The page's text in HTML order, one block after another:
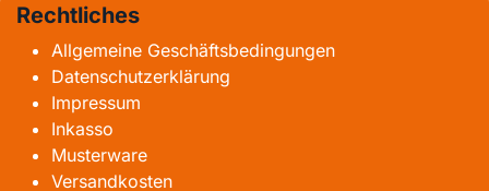
Rechtliches
Allgemeine Geschäftsbedingungen
Datenschutzerklärung
Impressum
Inkasso
Musterware
Versandkosten